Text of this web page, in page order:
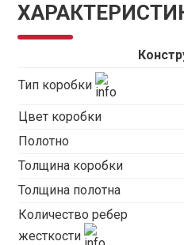
Тип коробки
Цвет коробки
Полотно
Толщина коробки
Толщина полотна
Количество ребер
жесткости